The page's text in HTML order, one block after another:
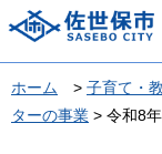
佐世保市
ホーム > 子育て・
ターの事業 > 令和8